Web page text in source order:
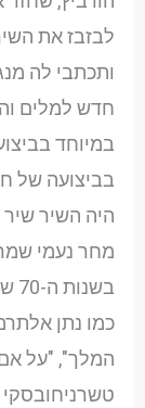
לבזבז את
ותכתבי לה
חדש למלים
במיוחד
בביצועה של
היה השיר שיר
מחר נעמי
כמו נתן
המלך", "על
טשרניחובסקי